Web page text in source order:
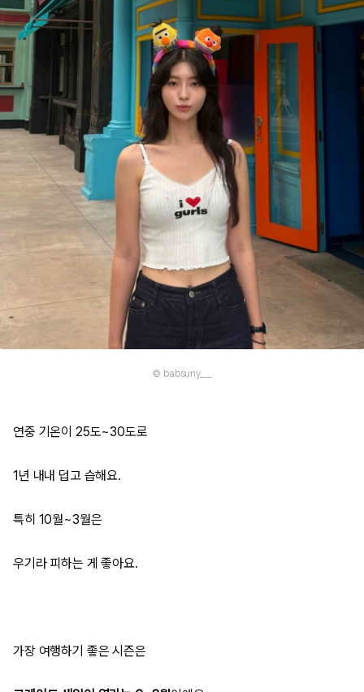
© babsuny___
연중 기온이 25도~30도로
1년 내내 덥고 습해요.
특히 10월~3월은
우기라 피하는 게 좋아요.
가장 여행하기 좋은 시즌은